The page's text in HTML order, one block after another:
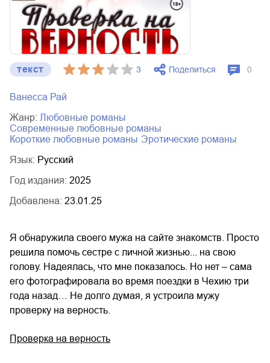
текст 3 Поделиться 0
Ванесса Рай
Жанр:
любовные романы
современные любовные романы
короткие любовные романы
эротические романы
Язык: Русский
Год издания: 2025
Добавлена: 23.01.25
Я обнаружила своего мужа на сайте знакомств. Просто
решила помочь сестре с личной жизнью... на свою
голову. Надеялась, что мне показалось. Но нет – сама
его фотографировала во время поездки в Чехию три
года назад… Не долго думая, я устроила мужу
проверку на верность.
Проверка на верность